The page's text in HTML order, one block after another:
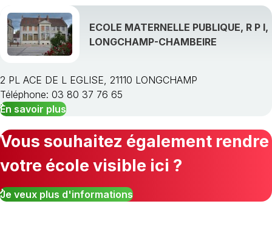
ECOLE MATERNELLE PUBLIQUE, R P I,
LONGCHAMP-CHAMBEIRE
2 PL ACE DE L EGLISE, 21110 LONGCHAMP
Téléphone: 03 80 37 76 65
En savoir plus
Vous souhaitez également rendre
votre école visible ici ?
Je veux plus d'informations